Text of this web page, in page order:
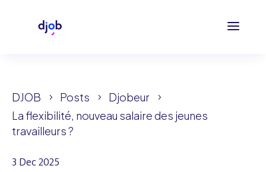
DJOB 5 Posts 5 Djobeur 5
La flexibilité, nouveau salaire des jeunes
travailleurs ?
3 Dec 2025